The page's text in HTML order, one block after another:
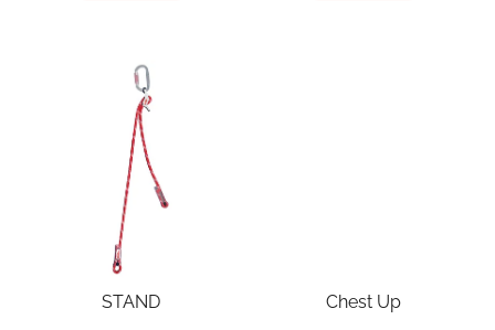
STAND Chest Up